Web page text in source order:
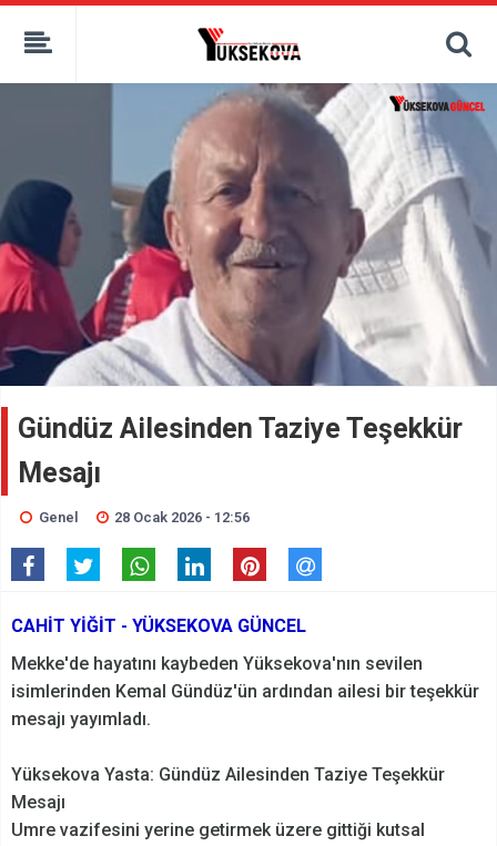
kaçak bahis
deneme bonusu
deneme bonusu veren siteler
porno izle
Gündüz Ailesinden Taziye Teşekkür
Mesajı
Genel 28 Ocak 2026 - 12:56
CAHİT YİĞİT - YÜKSEKOVA GÜNCEL
Mekke'de hayatını kaybeden Yüksekova'nın sevilen
isimlerinden Kemal Gündüz'ün ardından ailesi bir teşekkür
mesajı yayımladı.
Yüksekova Yasta: Gündüz Ailesinden Taziye Teşekkür
Mesajı
Umre vazifesini yerine getirmek üzere gittiği kutsal